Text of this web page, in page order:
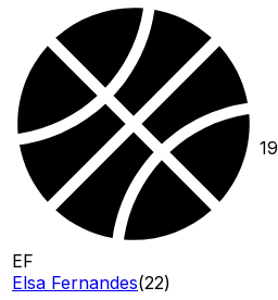
EF
Elsa Fernandes(22)
19